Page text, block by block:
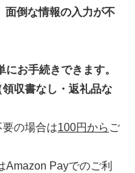
面倒な情報の入力が不
お手続きできます。
収書なし・返礼品な
の場合は100円から ご
Payでのご利